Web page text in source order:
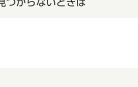
つからないときは